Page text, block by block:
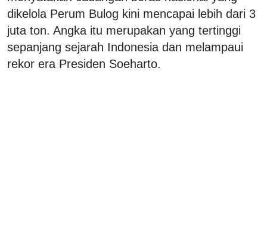
dikelola Perum Bulog kini mencapai lebih dari 3
juta ton. Angka itu merupakan yang tertinggi
sepanjang sejarah Indonesia dan melampaui
rekor era Presiden Soeharto.